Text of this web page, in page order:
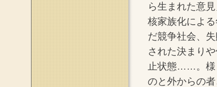
ら生まれた意
核家族化によ
だ競争社会、
された決まり
止状態……。様
のと外からの